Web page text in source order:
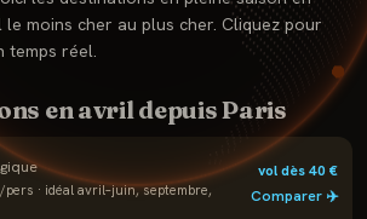
le moins cher au plus cher. Cliquez pour
temps réel.
enavrildepuisParis
pers · idéal avril–juin, septembre,
vol dès40€
Comparer ✈️